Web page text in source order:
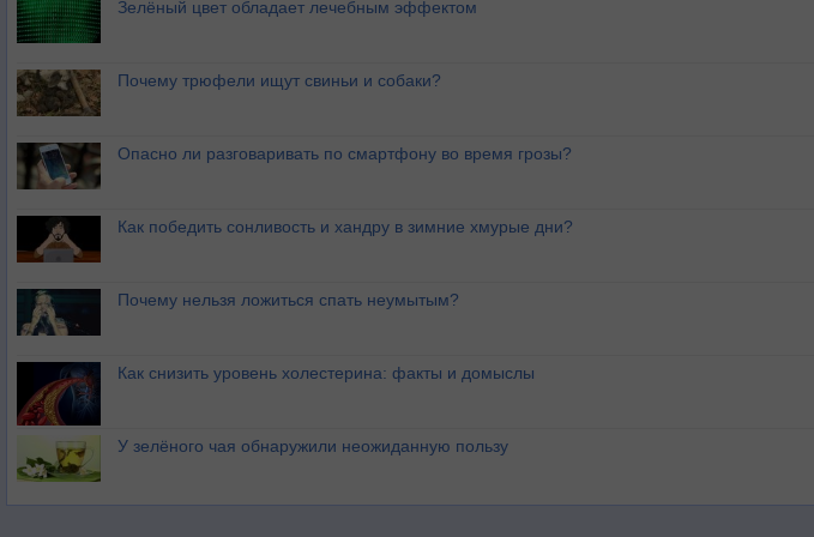
Зелёный цвет обладает лечебным эффектом
Почему трюфели ищут свиньи и собаки?
Опасно ли разговаривать по смартфону во время грозы?
Как победить сонливость и хандру в зимние хмурые дни?
Почему нельзя ложиться спать неумытым?
Как снизить уровень холестерина: факты и домыслы
У зелёного чая обнаружили неожиданную пользу